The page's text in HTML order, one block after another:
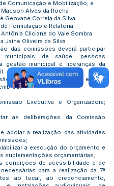
Comunicação e Mobilização; e
Alves da Rocha
Geovane Correia da Silva
Formulação e Relatoria.
Cliciane do Vale Sombra
Jaine Oliveira da Silva
das comissões deverá participar
municipais de saúde, pessoas
gestão municipal e lideranças da
terá um coordenador (a) eleitos
Executiva e Organizadora;
as deliberações da Comissão
apoiar a realização das atividades
a execução do orçamento e
suplementações orçamentárias;
condições de acessibilidade e de
para a realização da 7ª
ao local, ao credenciamento,